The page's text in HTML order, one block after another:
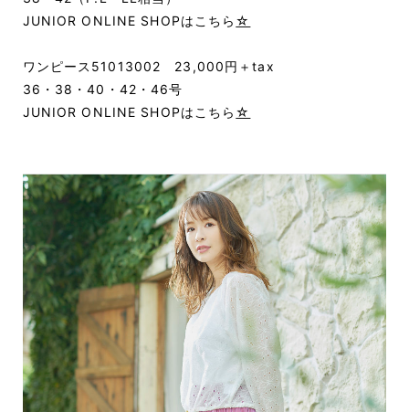
JUNIOR ONLINE SHOPはこちら ☆
ワンピース51013002 23,000円＋tax
36・38・40・42・46号
JUNIOR ONLINE SHOPはこちら ☆